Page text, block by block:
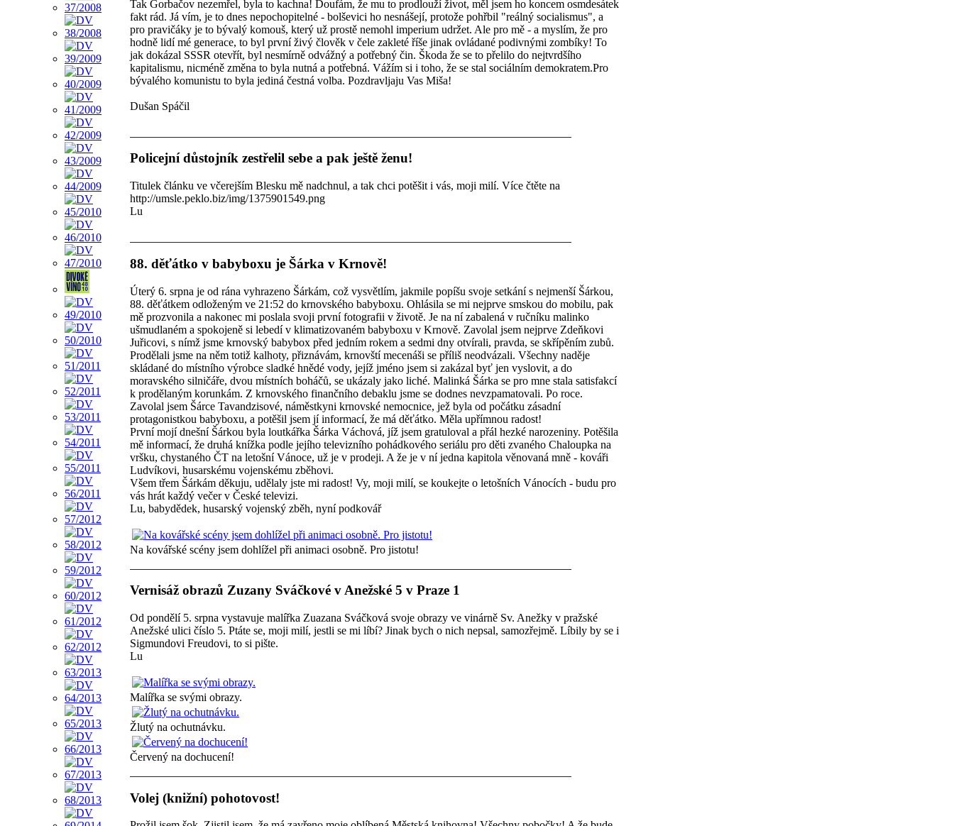
Tak Gorbačov nezemřel, byla to kachna! Doufám, že mu to prodlouží život, měl jsem ho koncem osmdesátek
fakt rád. Já vím, je to dnes nepochopitelné - bolševici ho nesnášejí, protože pohřbil "reálný socialismus", a
pro pravičáky je to bývalý komouš, který už prostě nemohl imperium udržet. Ale pro mě - a myslím, že pro
hodně lidí mé generace, to byl první živý člověk v čele zakleté říše jinak ovládané podivnými zombíky! To
jak dokázal SSSR otevřít, byl nesmírně odvážný a potřebný čin. Škoda že se to přelilo do nejtvrdšího
kapitalismu, nicméně změna to byla nutná a potřebná. Vážím si i toho, že se stal sociálním demokratem.Pro
bývalého komunistu to byla jediná čestná volba. Pozdravljaju Vas Miša!
Dušan Spáčil
Policejní důstojník zestřelil sebe a pak ještě ženu!
Titulek článku ve včerejším Blesku mě nadchnul, a tak chci potěšit i vás, moji milí. Více čtěte na
http://umsle.peklo.biz/img/1375901549.png
Lu
88. děťátko v babyboxu je Šárka v Krnově!
Úterý 6. srpna je od rána vyhrazeno Šárkám, což vysvětlím, jakmile popíšu svoje setkání s nejmenší Šárkou,
88. děťátkem odloženým ve 21:52 do krnovského babyboxu. Ohlásila se mi nejprve smskou do mobilu, pak
mě prozvonila a nakonec mi poslala svoji první fotografii v životě. Je na ní zabalená v ručníku malinko
ušmudlaném a spokojeně si lebedí v klimatizovaném babyboxu v Krnově. Zavolal jsem nejprve Zdeňkovi
Juřicovi, s nímž jsme krnovský babybox před jedním rokem a sedmi dny otvírali, pravda, se skřípěním zubů.
Prodělali jsme na něm totiž kalhoty, přiznávám, krnovští mecenáši se příliš neodvázali. Všechny naděje
skládané do místního výrobce sladké hnědé vody, jejíž jméno jsem si zakázal byť jen vyslovit, a do
moravského silničáře, dvou místních boháčů, se ukázaly jako liché. Malinká Šárka se pro mne stala satisfakcí
k prodělaným korunkám. Z krnovského finančního debaklu jsme se dodnes nevzpamatovali. Po roce.
Zavolal jsem Šárce Tavandzisové, náměstkyni krnovské nemocnice, jež byla od počátku zásadní
protagonistkou babyboxu, a potěšil jsem jí informací, že má děťátko. Měla upřímnou radost!
První mojí dnešní Šárkou byla loutkářka Šárka Váchová, jíž jsem gratuloval a přál hezké narozeniny. Potěšila
mě informací, že druhá knížka podle jejího televizního pohádkového seriálu pro děti zvaného Chaloupka na
vršku, chystaného ČT na letošní Vánoce, už je v prodeji. A že je v ní jedna kapitola věnovaná mně - kováři
Ludvíkovi, husarskému vojenskému zběhovi.
Všem třem Šárkám děkuju, udělaly jste mi radost! Vy, moji milí, se koukejte o letošních Vánocích - budu pro
vás hrát každý večer v České televizi.
Lu, babydědek, husarský vojenský zběh, nyní podkovář
Na kovářské scény jsem dohlížel při animaci osobně. Pro jistotu!
Vernisáž obrazů Zuzany Sváčkové v Anežské 5 v Praze 1
Od pondělí 5. srpna vystavuje malířka Zuazana Sváčková svoje obrazy ve vinárně Sv. Anežky v pražské
Anežské ulici číslo 5. Ptáte se, moji milí, jestli se mi líbí? Jinak bych o nich nepsal, samozřejmě. Líbily by se i
Sigmundovi Freudovi, to si pište.
Lu
Malířka se svými obrazy.
Žlutý na ochutnávku.
Červený na dochucení!
Volej (knižní) pohotovost!